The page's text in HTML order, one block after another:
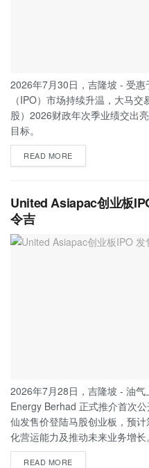
2026年7月30日，吉隆坡 - 受
（IPO）市场持续升温，大马
股）2026财政年次季业绩交出
目标。
READ MORE
United Asiapac创业板
令吉
2026年7月28日，吉隆坡 - 油
Energy Berhad 正式推介首次
仙发售价登陆马股创业板，预
化营运能力及推动未来业务增长。
READ MORE